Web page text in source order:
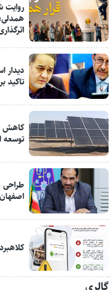
دیدار
تاکید
توسعه
طراحی